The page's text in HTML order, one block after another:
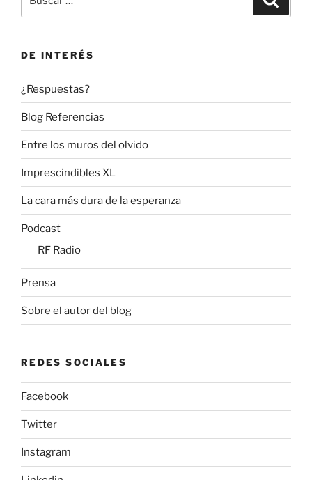
por:
DE INTERÉS
¿Respuestas?
Blog Referencias
Entre los muros del olvido
Imprescindibles XL
La cara más dura de la esperanza
Podcast
RF Radio
Prensa
Sobre el autor del blog
REDES SOCIALES
Facebook
Twitter
Instagram